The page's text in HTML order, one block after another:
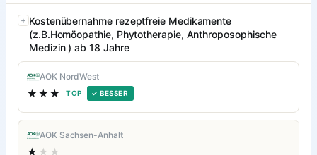
Kostenübernahme rezeptfreie Medikamente
(z.B.Homöopathie, Phytotherapie, Anthroposophische
Medizin ) ab 18 Jahre
AOK NordWest
★★★ TOP ✓ BESSER
AOK Sachsen-Anhalt
★ ★★